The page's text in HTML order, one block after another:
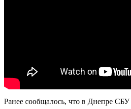
Ранее сообщалось, что в Днепре СБУ